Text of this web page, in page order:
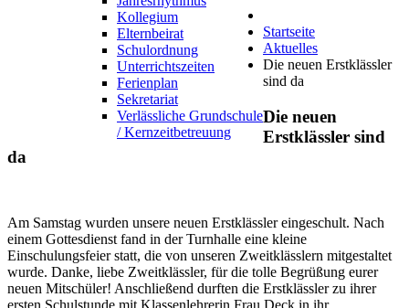
Kollegium
Elternbeirat
Schulordnung
Unterrichtszeiten
Ferienplan
Sekretariat
Verlässliche Grundschule
/ Kernzeitbetreuung
Startseite
Aktuelles
Die neuen Erstklässler
sind da
Die neuen
Erstklässler sind
da
Am Samstag wurden unsere neuen Erstklässler eingeschult. Nach
einem Gottesdienst fand in der Turnhalle eine kleine
Einschulungsfeier statt, die von unseren Zweitklässlern mitgestaltet
wurde. Danke, liebe Zweitklässler, für die tolle Begrüßung eurer
neuen Mitschüler! Anschließend durften die Erstklässler zu ihrer